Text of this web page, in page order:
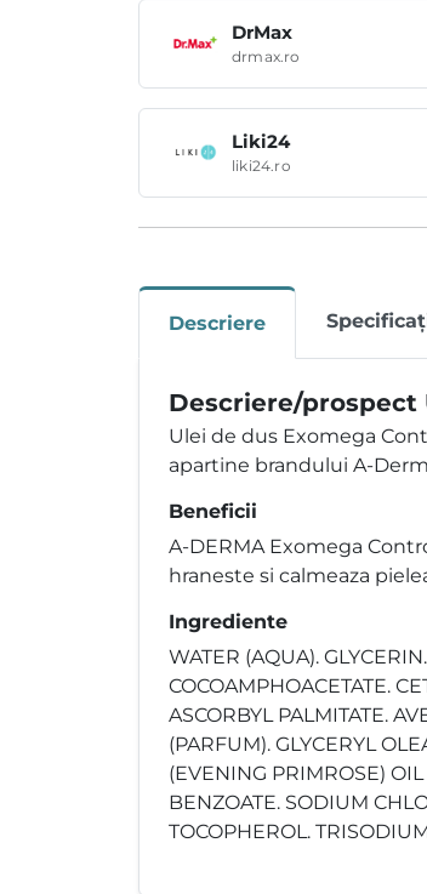
DrMax
drmax.ro
Liki24
liki24.ro
Descriere
Descriere/prospect
Ulei de dus Exomega
apartine brandului A-
Beneficii
A-DERMA Exomega
hraneste si calmeaza
Ingrediente
WATER (AQUA).
COCOAMPHOACETATE.
ASCORBYL PALMITATE.
(PARFUM). GLYCERYL
(EVENING PRIMROSE)
BENZOATE. SODIUM
TOCOPHEROL.